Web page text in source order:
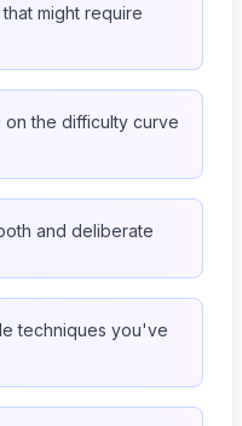
might require
the difficulty curve
and deliberate
techniques you've